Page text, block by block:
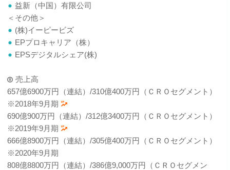
益新（中国）有限公司
＜その他＞
(株)イーピービズ
EPプロキャリア（株）
EPSデジタルシェア(株)
売上高
657億6900万円（連結）/310億400万円（ＣＲＯセグメント）
※2018年9月期
690億900万円（連結）/312億3400万円（ＣＲＯセグメント）
※2019年9月期
666億8900万円（連結）/305億400万円（ＣＲＯセグメント）
※2020年9月期
808億8800万円（連結）/386億9,000万円（ＣＲＯセグメン